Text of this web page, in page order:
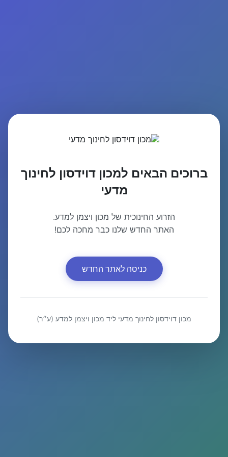
ברוכים הבאים למכון דוידסון לחינוך
מדעי
הזרוע החינוכית של מכון ויצמן למדע.
האתר החדש שלנו כבר מחכה לכם!
כניסה לאתר החדש
מכון דוידסון לחינוך מדעי ליד מכון ויצמן למדע (ע״ר)